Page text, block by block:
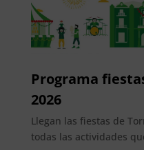
Programa
2026
Llegan las fiestas de
todas las actividades